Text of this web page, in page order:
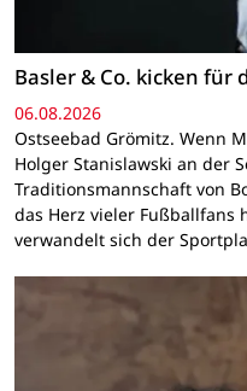
Basler & Co. kicken für
06.08.2026
Ostseebad Grömitz. Wenn
Holger Stanislawski an der
Traditionsmannschaft von
das Herz vieler Fußballfans
verwandelt sich der